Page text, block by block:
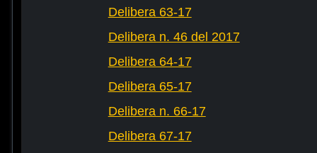
Delibera 63-17
Delibera n. 46 del 2017
Delibera 64-17
Delibera 65-17
Delibera n. 66-17
Delibera 67-17